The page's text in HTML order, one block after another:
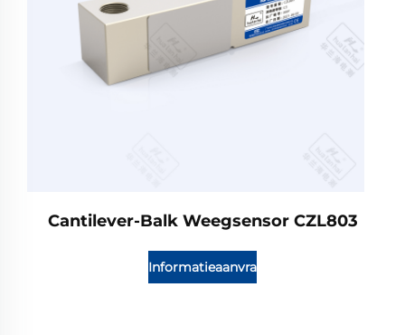
Cantilever-Balk Weegsensor CZL803
Informatieaanvraag